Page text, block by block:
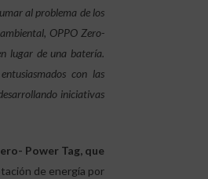
al problema de los
OPPO Zero-
lugar de una batería.
con las
iniciativas
Power Tag, que
de energía por